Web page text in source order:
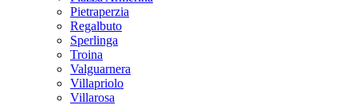
Pietraperzia
Regalbuto
Sperlinga
Troina
Valguarnera
Villapriolo
Villarosa